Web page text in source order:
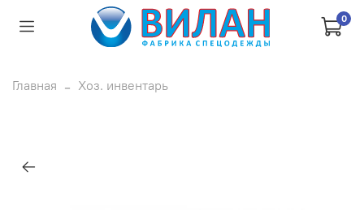
0
Главная Хоз. инвентарь